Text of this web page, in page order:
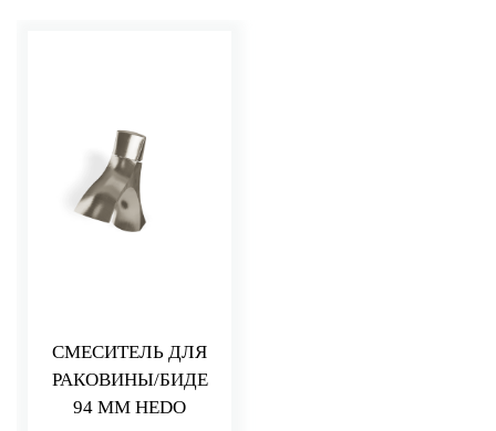
СМЕСИТЕЛЬ ДЛЯ
РАКОВИНЫ/БИДЕ
94 ММ HEDO